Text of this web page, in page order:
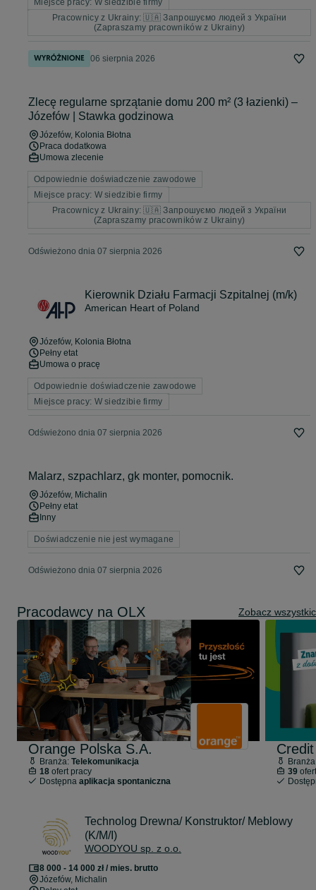
Miejsce pracy: W siedzibie firmy
Pracownicy z Ukrainy: 🇺🇦 Запрошуємо людей з України
(Zapraszamy pracowników z Ukrainy)
06 sierpnia 2026
Zlecę regularne sprzątanie domu 200 m² (3 łazienki) –
Józefów | Stawka godzinowa
Józefów, Kolonia Błotna
Praca dodatkowa
Umowa zlecenie
Odpowiednie doświadczenie zawodowe
Miejsce pracy: W siedzibie firmy
Pracownicy z Ukrainy: 🇺🇦 Запрошуємо людей з України
(Zapraszamy pracowników z Ukrainy)
Odświeżono dnia 07 sierpnia 2026
Kierownik Działu Farmacji Szpitalnej (m/k)
American Heart of Poland
Józefów, Kolonia Błotna
Pełny etat
Umowa o pracę
Odpowiednie doświadczenie zawodowe
Miejsce pracy: W siedzibie firmy
Odświeżono dnia 07 sierpnia 2026
Malarz, szpachlarz, gk monter, pomocnik.
Józefów, Michalin
Pełny etat
Inny
Doświadczenie nie jest wymagane
Odświeżono dnia 07 sierpnia 2026
Pracodawcy na OLX Zobacz
Orange Polska S.A.
Branża: Telekomunikacja
18ofert pracy
Dostępna aplikacja spontaniczna
39
Technolog Drewna/ Konstruktor/ Meblowy
(K/M/I)
WOODYOU sp. z o.o.
8 000 - 14 000 zł / mies. brutto
Józefów, Michalin